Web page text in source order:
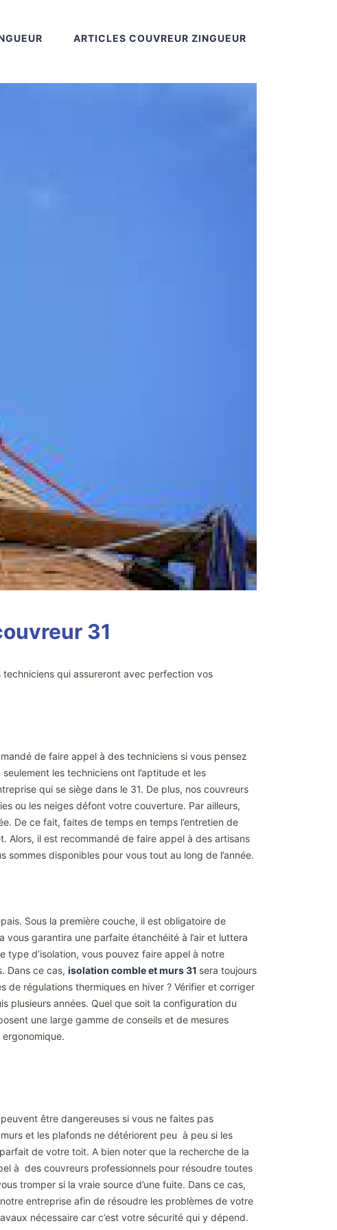
ARTICLES COUVREUR ZINGUEUR
31
qui assureront avec perfection vos
de faire appel à des techniciens si vous pensez
les techniciens ont l’aptitude et les
qui se siège dans le 31. De plus, nos couvreurs
ou les neiges défont votre couverture. Par ailleurs,
De ce fait, faites de temps en temps l’entretien de
il est recommandé de faire appel à des artisans
disponibles pour vous tout au long de l’année.
Sous la première couche, il est obligatoire de
garantira une parfaite étanchéité à l’air et luttera
type d’isolation, vous pouvez faire appel à notre
Dans ce cas, isolation comble et murs 31 sera toujours
de régulations thermiques en hiver ? Vérifier et corriger
plusieurs années. Quel que soit la configuration du
une large gamme de conseils et de mesures
être dangereuses si vous ne faites pas
et les plafonds ne détériorent peu à peu si les
de votre toit. A bien noter que la recherche de la
à des couvreurs professionnels pour résoudre toutes
tromper si la vraie source d’une fuite. Dans ce cas,
entreprise afin de résoudre les problèmes de votre
nécessaire car c’est votre sécurité qui y dépend.